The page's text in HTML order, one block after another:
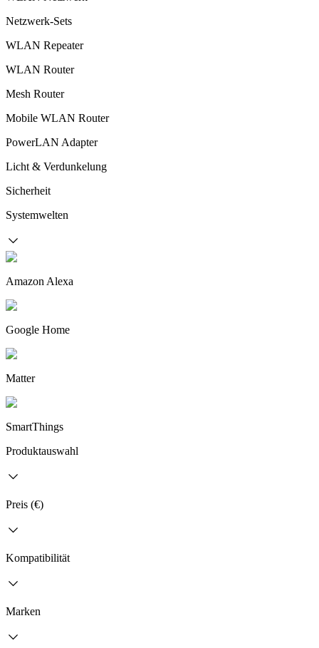
Netzwerk-Sets
WLAN Repeater
WLAN Router
Mesh Router
Mobile WLAN Router
PowerLAN Adapter
Licht & Verdunkelung
Sicherheit
Systemwelten
Amazon Alexa
Google Home
Matter
SmartThings
Produktauswahl
Preis (€)
Kompatibilität
Marken